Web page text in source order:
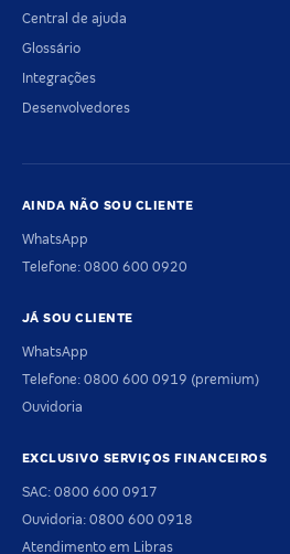
Central de ajuda
Glossário
Integrações
Desenvolvedores
AINDA NÃO SOU CLIENTE
WhatsApp
Telefone: 0800 600 0920
JÁ SOU CLIENTE
WhatsApp
Telefone: 0800 600 0919 (premium)
Ouvidoria
EXCLUSIVO SERVIÇOS FINANCEIROS
SAC: 0800 600 0917
Ouvidoria: 0800 600 0918
Atendimento em Libras